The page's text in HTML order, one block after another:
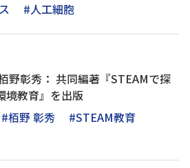
#人工細胞
野彰秀： 共同編著『STEAMで探
境教育』を出版
#栢野 彰秀
#STEAM教育